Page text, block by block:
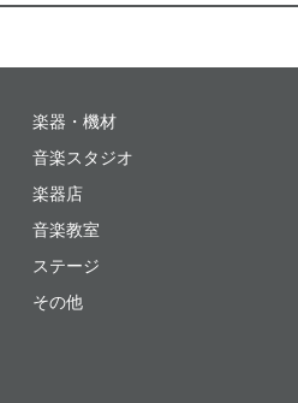
楽器・機材
音楽スタジオ
楽器店
音楽教室
ステージ
その他